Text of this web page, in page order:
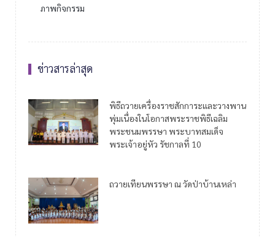
ภาพกิจกรรม
ข่าวสารล่าสุด
พิธีถวายเครื่องราชสักการะและวางพาน
พุ่มเนื่องในโอกาสพระราชพิธีเฉลิม
พระชนมพรรษา พระบาทสมเด็จ
พระเจ้าอยู่หัว รัชกาลที่ 10
ถวายเทียนพรรษา ณ วัดป่าบ้านเหล่า